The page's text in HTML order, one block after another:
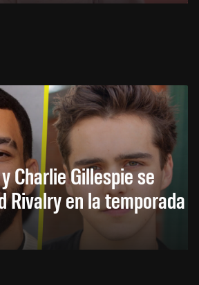
Charlie Gillespie se
Rivalry en la temporada